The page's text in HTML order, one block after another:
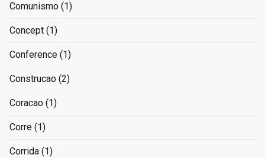
Comunismo (1)
Concept (1)
Conference (1)
Construcao (2)
Coracao (1)
Corre (1)
Corrida (1)